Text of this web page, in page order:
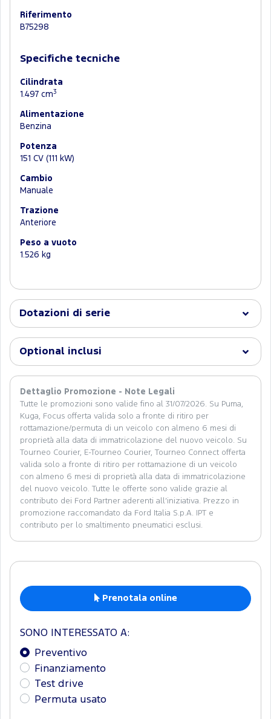
Riferimento
B75298
Specifiche tecniche
Cilindrata
1.497 cm3
Alimentazione
Benzina
Potenza
151 CV (111 kW)
Cambio
Manuale
Trazione
Anteriore
Peso a vuoto
1.526 kg
Dotazioni di serie
Optional inclusi
Dettaglio Promozione - Note Legali
Tutte le promozioni sono valide fino al 31/07/2026. Su Puma,
Kuga, Focus offerta valida solo a fronte di ritiro per
rottamazione/permuta di un veicolo con almeno 6 mesi di
proprietà alla data di immatricolazione del nuovo veicolo. Su
Tourneo Courier, E-Tourneo Courier, Tourneo Connect offerta
valida solo a fronte di ritiro per rottamazione di un veicolo
con almeno 6 mesi di proprietà alla data di immatricolazione
del nuovo veicolo. Tutte le offerte sono valide grazie al
contributo dei Ford Partner aderenti all’iniziativa. Prezzo in
promozione raccomandato da Ford Italia S.p.A. IPT e
contributo per lo smaltimento pneumatici esclusi.
Prenotala online
SONO INTERESSATO A:
Preventivo
Finanziamento
Test drive
Permuta usato